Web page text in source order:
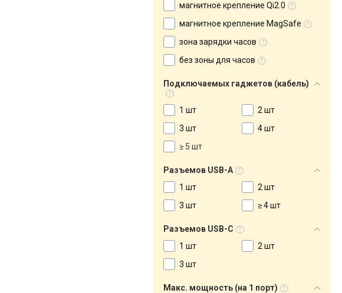
магнитное крепление Qi2.0
магнитное крепление MagSafe
зона зарядки часов
без зоны для часов
Подключаемых гаджетов (кабель)
1 шт
2 шт
3 шт
4 шт
≥ 5 шт
Разъемов USB-A
1 шт
2 шт
3 шт
≥ 4 шт
Разъемов USB-C
1 шт
2 шт
3 шт
Макс. мощность (на 1 порт)